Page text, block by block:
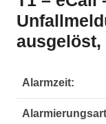
Alarmzeit: